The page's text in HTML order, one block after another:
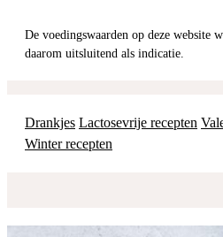
De voedingswaarden op deze website worden automatisch berekend en dienen
daarom uitsluitend als indicatie.
Drankjes Lactosevrije recepten
Winter recepten